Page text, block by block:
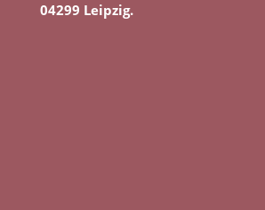
04299 Leipzig.